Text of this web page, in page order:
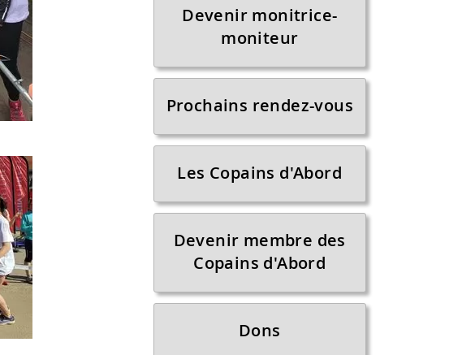
Devenir monitrice-
moniteur
Prochains rendez-vous
Les Copains d'Abord
Devenir membre des
Copains d'Abord
Dons